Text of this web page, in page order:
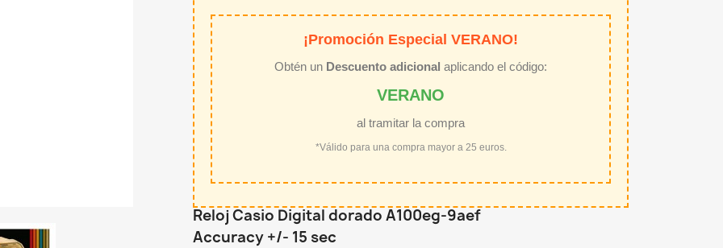
¡Promoción Especial VERANO!
Obtén un Descuento adicional aplicando el código:
VERANO
al tramitar la compra
*Válido para una compra mayor a 25 euros.
Reloj Casio Digital dorado A100eg-9aef
Accuracy +/- 15 sec